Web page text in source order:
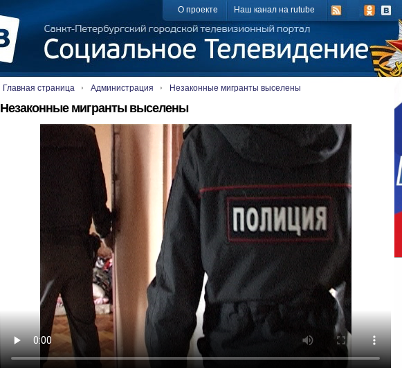
О проекте Наш канал на rutube
Главная страница Администрация Незаконные мигранты выселены
Незаконные мигранты выселены